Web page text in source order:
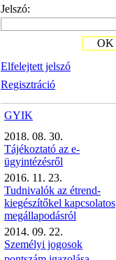
Jelszó:
Elfelejtett jelszó
Regisztráció
OK
GYIK
2018. 08. 30.
Tájékoztató az e-
ügyintézésről
2016. 11. 23.
Tudnivalók az étrend-
kiegészítőkel kapcsolatos
megállapodásról
2014. 09. 22.
Személyi jogosok